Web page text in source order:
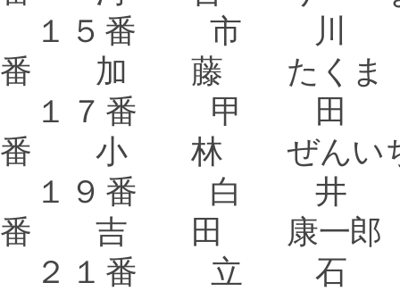
１５番 市 川
番 加 藤 たくま
１７番 甲
番 小 林 ぜんい
１９番 白
番 吉 田 康一郎
２１番 立